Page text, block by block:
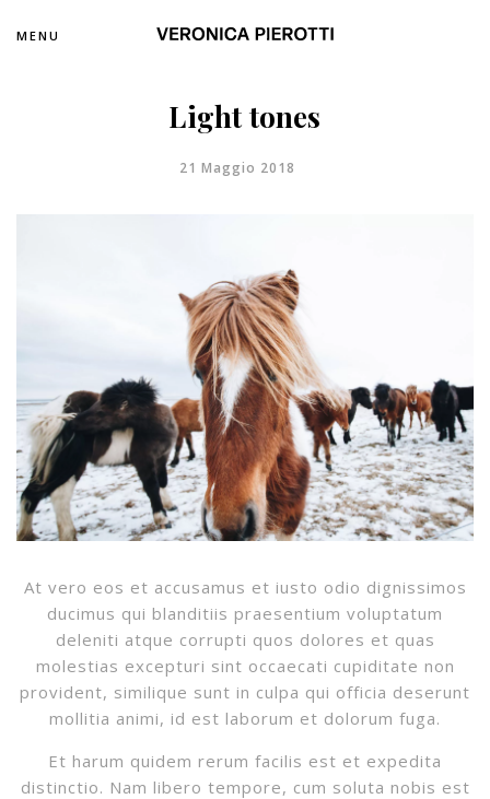
MENU
Light tones
21 Maggio 2018
At vero eos et accusamus et iusto odio dignissimos
ducimus qui blanditiis praesentium voluptatum
deleniti atque corrupti quos dolores et quas
molestias excepturi sint occaecati cupiditate non
provident, similique sunt in culpa qui officia deserunt
mollitia animi, id est laborum et dolorum fuga.
Et harum quidem rerum facilis est et expedita
distinctio. Nam libero tempore, cum soluta nobis est